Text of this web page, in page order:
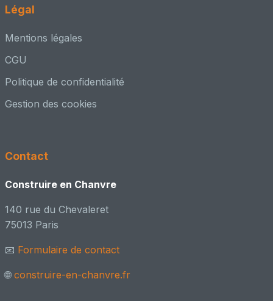
👥 Adhérent CenC
Architecte – conception / PC
👥 Adhérent CenC 📸 1 réalisation
📍 Villeneuve d'Ascq, HAUTS-DE-FRANCE
👥 Adhérent CenC
FRD-CODEM
Ingénieur / Bureau d'étude
Légal
Mentions légales
CGU
Politique de confidentialité
Gestion des cookies
Contact
Construire en Chanvre
140 rue du Chevaleret
75013 Paris
📧 Formulaire de contact
🌐 construire-en-chanvre.fr